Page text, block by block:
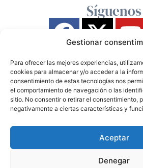
Gestionar
Para ofrecer las mejores experiencias,
cookies para almacenar y/o acceder a la
consentimiento de estas tecnologías nos
el comportamiento de navegación o las
sitio. No consentir o retirar el consentimiento,
negativamente a ciertas características y
Aceptar
Denegar
Síguenos